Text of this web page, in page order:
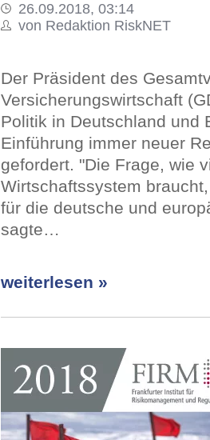
26.09.2018, 03:14
von Redaktion RiskNET
Der Präsident des
Versicherungswirtschaft
Politik in Deutschland und
Einführung immer neuer
gefordert. "Die Frage, wie
Wirtschaftssystem
für die deutsche und
sagte…
weiterlesen »